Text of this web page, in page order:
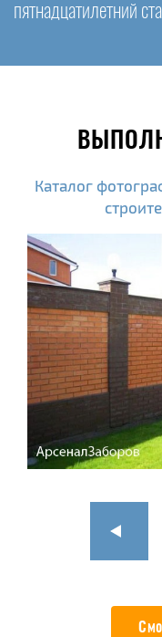
пятнадцатилетний
Каталог